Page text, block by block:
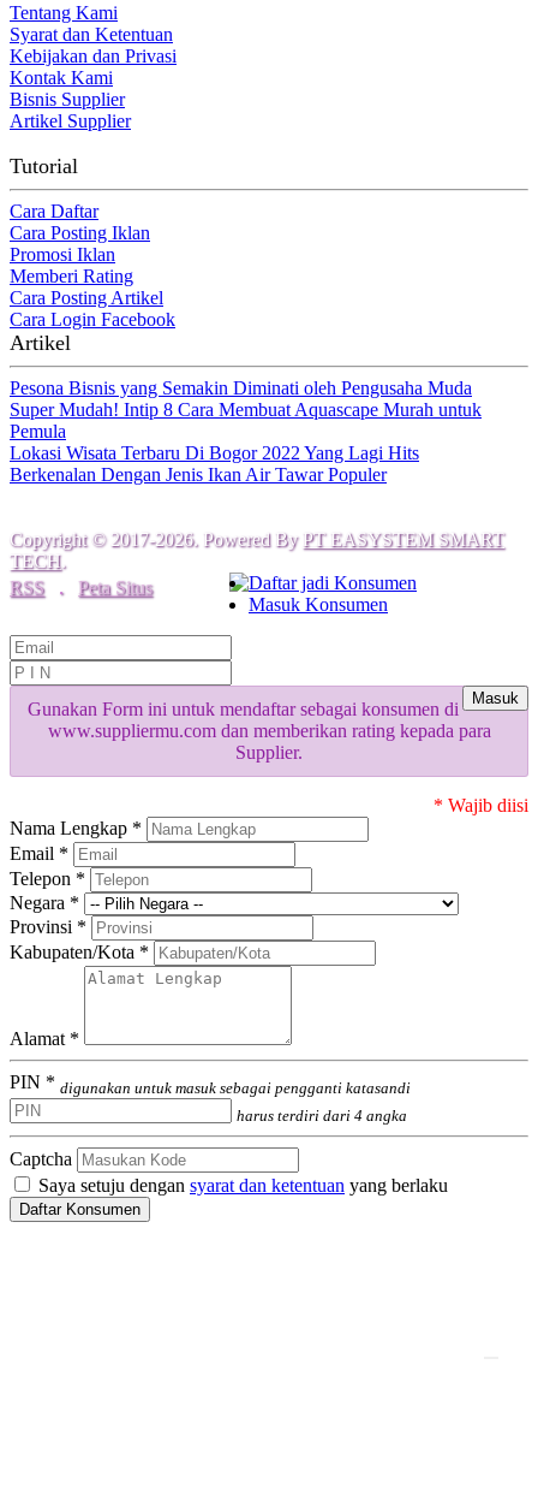
Tentang Kami
Syarat dan Ketentuan
Kebijakan dan Privasi
Kontak Kami
Bisnis Supplier
Artikel Supplier
Tutorial
Cara Daftar
Cara Posting Iklan
Promosi Iklan
Memberi Rating
Cara Posting Artikel
Cara Login Facebook
Artikel
Pesona Bisnis yang Semakin Diminati oleh Pengusaha Muda
Super Mudah! Intip 8 Cara Membuat Aquascape Murah untuk
Pemula
Lokasi Wisata Terbaru Di Bogor 2022 Yang Lagi Hits
Berkenalan Dengan Jenis Ikan Air Tawar Populer
Copyright © 2017-2026. Powered By PT EASYSTEM SMART
TECH.
RSS
. Peta Situs
Daftar jadi Konsumen
Masuk Konsumen
Masuk
Gunakan Form ini untuk mendaftar sebagai konsumen di
www.suppliermu.com dan memberikan rating kepada para
Supplier.
* Wajib diisi
Nama Lengkap *
Email *
Telepon *
Negara *
Provinsi *
Kabupaten/Kota *
Alamat *
PIN * digunakan untuk masuk sebagai pengganti katasandi
harus terdiri dari 4 angka
Captcha
Saya setuju dengan syarat dan ketentuan yang berlaku
Daftar Konsumen